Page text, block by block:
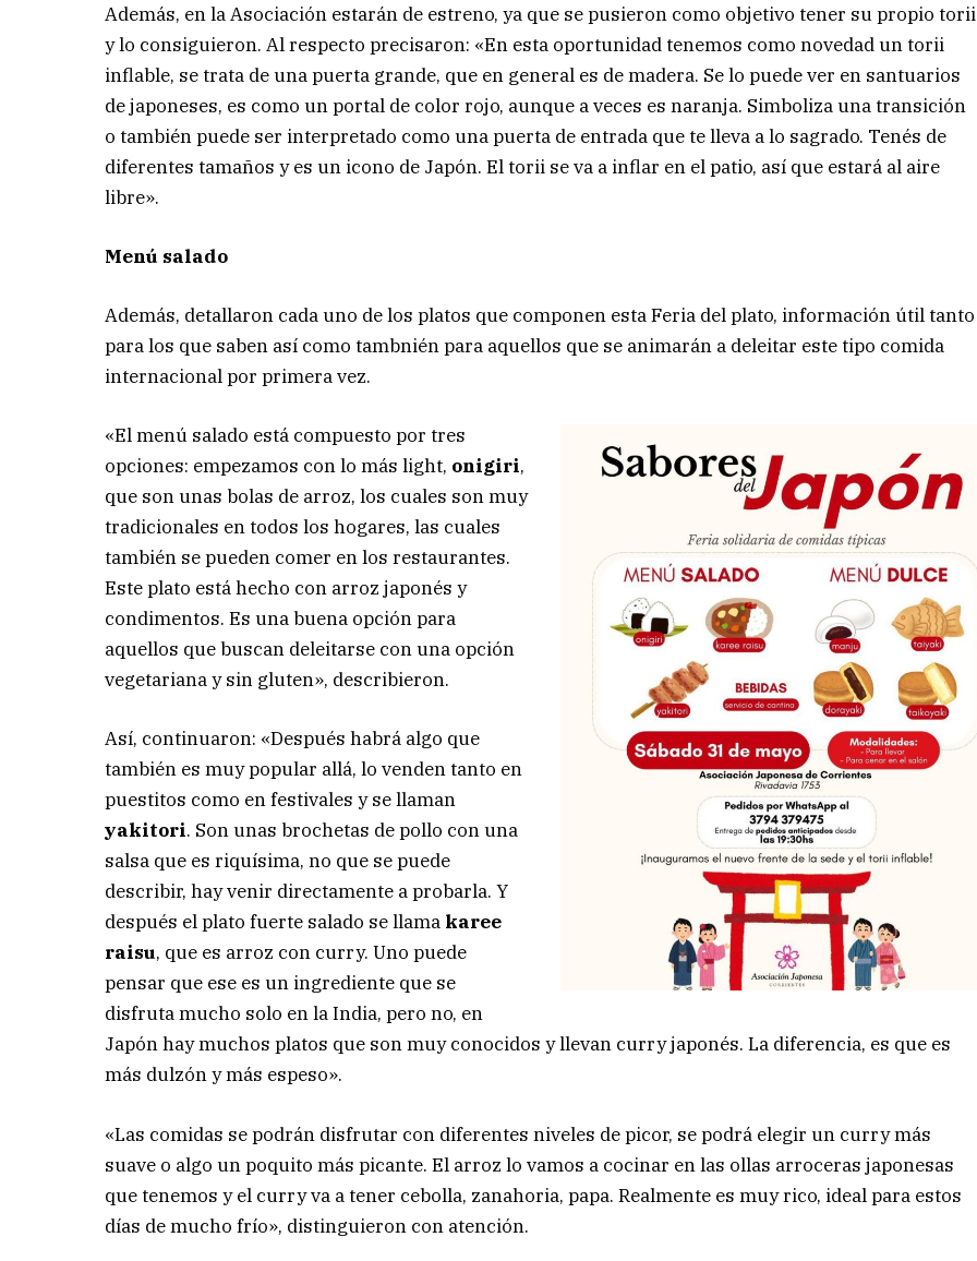
Además, en la Asociación estarán de estreno, ya que se pusieron como objetivo tener su propio torii
y lo consiguieron. Al respecto precisaron: «En esta oportunidad tenemos como novedad un torii
inflable, se trata de una puerta grande, que en general es de madera. Se lo puede ver en santuarios
de japoneses, es como un portal de color rojo, aunque a veces es naranja. Simboliza una transición
o también puede ser interpretado como una puerta de entrada que te lleva a lo sagrado. Tenés de
diferentes tamaños y es un icono de Japón. El torii se va a inflar en el patio, así que estará al aire
libre».
Menú salado
Además, detallaron cada uno de los platos que componen esta Feria del plato, información útil tanto
para los que saben así como tambnién para aquellos que se animarán a deleitar este tipo comida
internacional por primera vez.
«El menú salado está compuesto por tres
opciones: empezamos con lo más light, onigiri,
que son unas bolas de arroz, los cuales son muy
tradicionales en todos los hogares, las cuales
también se pueden comer en los restaurantes.
Este plato está hecho con arroz japonés y
condimentos. Es una buena opción para
aquellos que buscan deleitarse con una opción
vegetariana y sin gluten», describieron.
Así, continuaron: «Después habrá algo que
también es muy popular allá, lo venden tanto en
puestitos como en festivales y se llaman
yakitori. Son unas brochetas de pollo con una
salsa que es riquísima, no que se puede
describir, hay venir directamente a probarla. Y
después el plato fuerte salado se llama karee
raisu, que es arroz con curry. Uno puede
pensar que ese es un ingrediente que se
disfruta mucho solo en la India, pero no, en
Japón hay muchos platos que son muy conocidos y llevan curry japonés. La diferencia, es que es
más dulzón y más espeso».
«Las comidas se podrán disfrutar con diferentes niveles de picor, se podrá elegir un curry más
suave o algo un poquito más picante. El arroz lo vamos a cocinar en las ollas arroceras japonesas
que tenemos y el curry va a tener cebolla, zanahoria, papa. Realmente es muy rico, ideal para estos
días de mucho frío», distinguieron con atención.